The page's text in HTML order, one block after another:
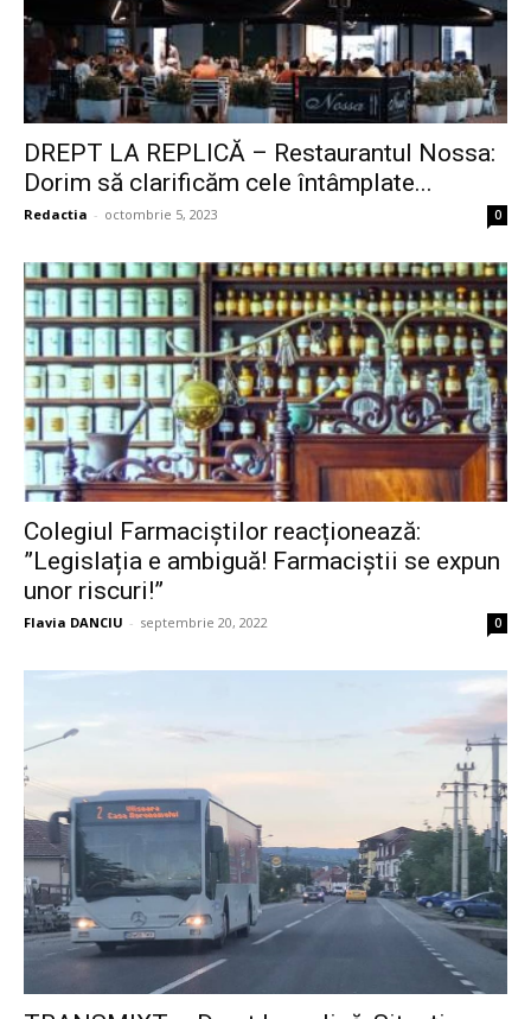
DREPT LA REPLICĂ – Restaurantul Nossa:
Dorim să clarificăm cele întâmplate...
Redactia - octombrie 5, 2023 0
Colegiul Farmaciștilor reacționează:
”Legislația e ambiguă! Farmaciștii se expun
unor riscuri!”
Flavia DANCIU - septembrie 20, 2022 0